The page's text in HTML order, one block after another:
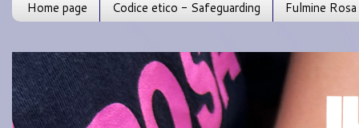
Home page Codice etico - Safeguarding Fulmine Rosa